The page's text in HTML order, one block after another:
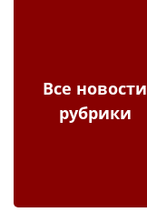
Все новости
рубрики